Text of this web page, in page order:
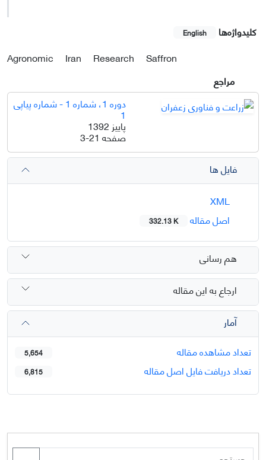
کلیدواژه‌ها English
Agronomic Iran Research
Saffron
مراجع
دوره 1، شماره 1 - شماره پیاپی
1
پاییز 1392
صفحه 3-21
فایل ها
اصل مقاله
332.13 K
هم رسانی
ارجاع به این مقاله
آمار
تعداد مشاهده مقاله
5,654
تعداد دریافت فایل اصل مقاله 6,815